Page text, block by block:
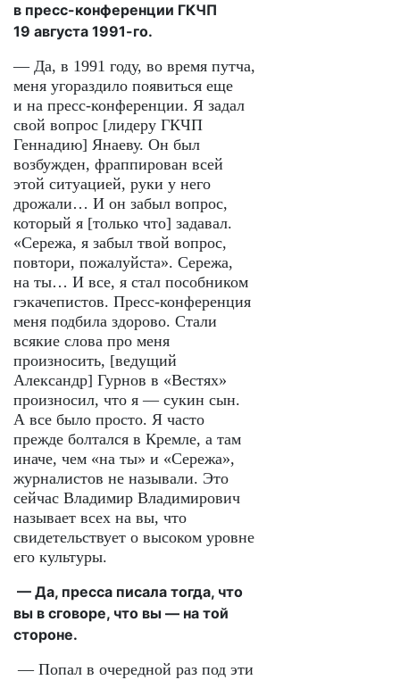
в пресс-конференции ГКЧП
19 августа 1991-го.
— Да, в 1991 году, во время путча,
меня угораздило появиться еще
и на пресс-конференции. Я задал
свой вопрос [лидеру ГКЧП
Геннадию] Янаеву. Он был
возбужден, фраппирован всей
этой ситуацией, руки у него
дрожали… И он забыл вопрос,
который я [только что] задавал.
«Сережа, я забыл твой вопрос,
повтори, пожалуйста». Сережа,
на ты… И все, я стал пособником
гэкачепистов. Пресс-конференция
меня подбила здорово. Стали
всякие слова про меня
произносить, [ведущий
Александр] Гурнов в «Вестях»
произносил, что я — сукин сын.
А все было просто. Я часто
прежде болтался в Кремле, а там
иначе, чем «на ты» и «Сережа»,
журналистов не называли. Это
сейчас Владимир Владимирович
называет всех на вы, что
свидетельствует о высоком уровне
его культуры.
— Да, пресса писала тогда, что
вы в сговоре, что вы — на той
стороне.
— Попал в очередной раз под эти